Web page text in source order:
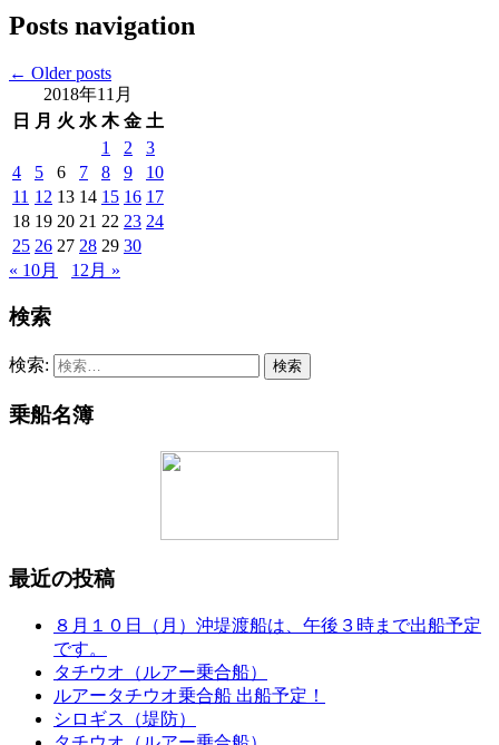
Posts navigation
← Older posts
2018年11月
日
月 火 水 木 金 土
1
2
3
4
5 6 7 8 9
10
11 12 13 14 15 16 17
18 19 20 21 22 23 24
25 26 27 28 29 30
« 10月
12月 »
検索
検索:
乗船名簿
最近の投稿
８月１０日（月）沖堤渡船は、午後３時まで出船予定
です。
タチウオ（ルアー乗合船）
ルアータチウオ乗合船 出船予定！
シロギス（堤防）